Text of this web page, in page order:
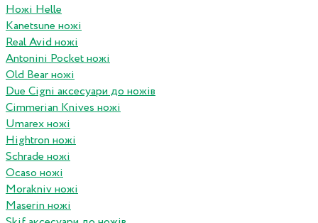
Ножі Helle
Kanetsune ножі
Real Avid ножі
Antonini Pocket ножі
Old Bear ножі
Due Cigni аксесуари до ножів
Cimmerian Knives ножі
Umarex ножі
Hightron ножі
Schrade ножі
Ocaso ножі
Morakniv ножі
Maserin ножі